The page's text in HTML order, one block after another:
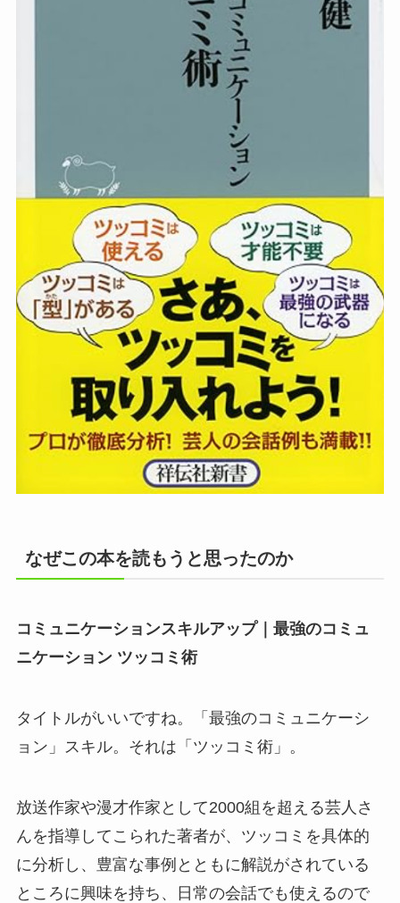
なぜこの本を読もうと思ったのか
コミュニケーションスキルアップ｜最強のコミュ
ニケーション ツッコミ術
タイトルがいいですね。「最強のコミュニケーシ
ョン」スキル。それは「ツッコミ術」。
放送作家や漫才作家として2000組を超える芸人さ
んを指導してこられた著者が、ツッコミを具体的
に分析し、豊富な事例とともに解説がされている
ところに興味を持ち、日常の会話でも使えるので